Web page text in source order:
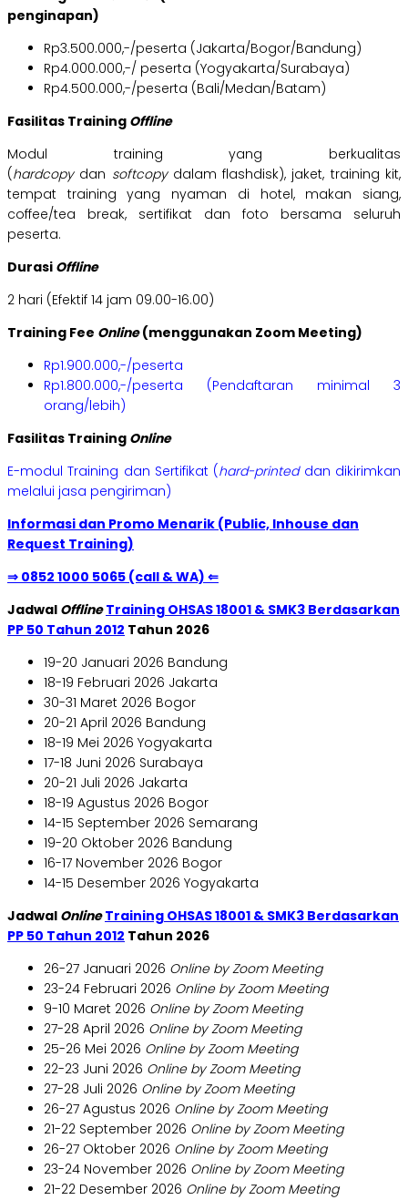
penginapan)
Rp3.500.000,-/peserta (Jakarta/Bogor/Bandung)
Rp4.000.000,-/ peserta (Yogyakarta/Surabaya)
Rp4.500.000,-/peserta (Bali/Medan/Batam)
Fasilitas Training Offline
Modul training yang berkualitas
(hardcopydan softcopy dalam flashdisk), jaket, training kit,
tempat training yang nyaman di hotel, makan siang,
coffee/tea break, sertifikat dan foto bersama seluruh
peserta.
Durasi Offline
2 hari (Efektif 14 jam 09.00-16.00)
Training Fee Online(menggunakan Zoom Meeting)
Rp1.900.000,-/peserta
Rp1.800.000,-/peserta (Pendaftaran minimal 3
orang/lebih)
Fasilitas Training Online
E-modul Training dan Sertifikat (hard-printeddan dikirimkan
melalui jasa pengiriman)
Informasi dan Promo Menarik (Public, Inhouse dan
Request Training)
⇒ 0852 1000 5065 (call & WA) ⇐
Jadwal OfflineTraining OHSAS 18001 & SMK3 Berdasarkan
PP 50 Tahun 2012 Tahun 2026
19-20 Januari 2026 Bandung
18-19 Februari 2026 Jakarta
30-31 Maret 2026 Bogor
20-21 April 2026 Bandung
18-19 Mei 2026 Yogyakarta
17-18 Juni 2026 Surabaya
20-21 Juli 2026 Jakarta
18-19 Agustus 2026 Bogor
14-15 September 2026 Semarang
19-20 Oktober 2026 Bandung
16-17 November 2026 Bogor
14-15 Desember 2026 Yogyakarta
Jadwal OnlineTraining OHSAS 18001 & SMK3 Berdasarkan
PP 50 Tahun 2012 Tahun 2026
26-27 Januari 2026 Online by Zoom Meeting
23-24 Februari 2026 Online by Zoom Meeting
9-10 Maret 2026 Online by Zoom Meeting
27-28 April 2026 Online by Zoom Meeting
25-26 Mei 2026 Online by Zoom Meeting
22-23 Juni 2026 Online by Zoom Meeting
27-28 Juli 2026 Online by Zoom Meeting
26-27 Agustus 2026 Online by Zoom Meeting
21-22 September 2026 Online by Zoom Meeting
26-27 Oktober 2026 Online by Zoom Meeting
23-24 November 2026 Online by Zoom Meeting
21-22 Desember 2026 Online by Zoom Meeting